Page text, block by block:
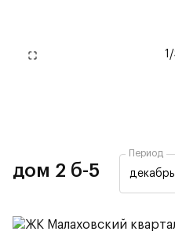
1 /
дом 2 б-5
Период